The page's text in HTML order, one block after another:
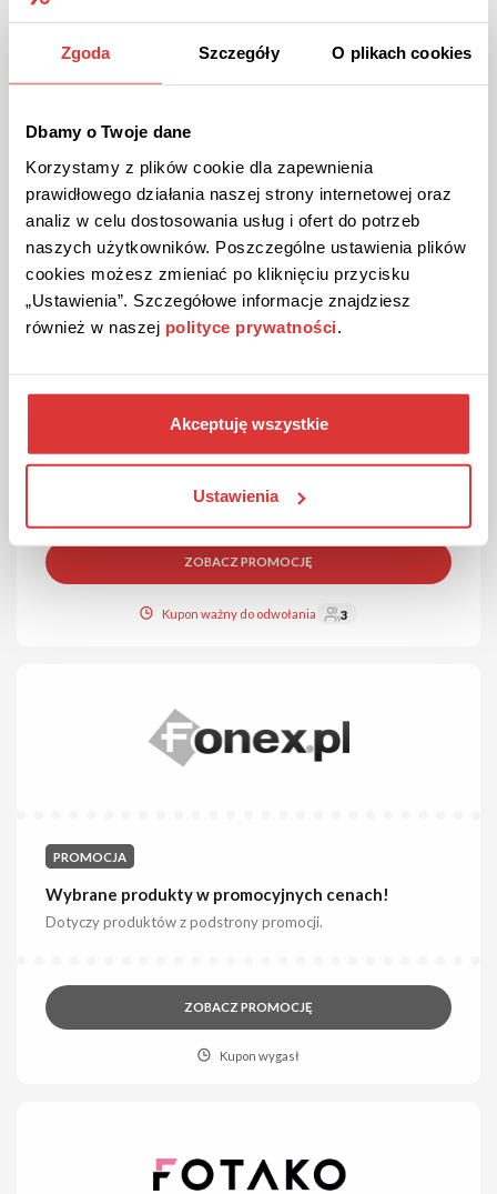
Zgoda Szczegóły O plikach cookies
Dbamy o Twoje dane
Korzystamy z plików cookie dla zapewnienia
prawidłowego działania naszej strony internetowej oraz
analiz w celu dostosowania usług i ofert do potrzeb
naszych użytkowników. Poszczególne ustawienia plików
cookies możesz zmieniać po kliknięciu przycisku
„Ustawienia”. Szczegółowe informacje znajdziesz
również w naszej polityce prywatności
Akceptuję wszystkie
Ustawienia
Outlet produktów w stylu Folk!
Kupon ważny do odwołania 28
Darmowa dostawa zamówień w sklepie Folkstar!
ZOBACZ PROMOCJĘ
Kupon ważny do odwołania 3
PROMOCJA
Wybrane produkty w promocyjnych cenach!
Dotyczy produktów z podstrony promocji.
ZOBACZ PROMOCJĘ
Kupon wygasł